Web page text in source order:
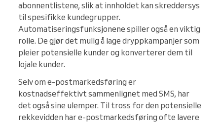
abonnentlistene, slik at innholdet kan skreddersys
til spesifikke kundegrupper.
Automatiseringsfunksjonene spiller også en viktig
rolle. De gjør det mulig å lage dryppkampanjer som
pleier potensielle kunder og konverterer dem til
lojale kunder.
Selv om e-postmarkedsføring er
kostnadseffektivt sammenlignet med SMS, har
det også sine ulemper. Til tross for den potensielle
rekkevidden har e-postmarkedsføring ofte lavere